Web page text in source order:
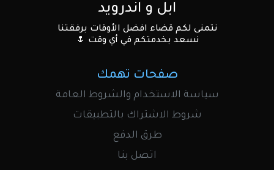
ابل و اندرويد
نتمنى لكم قضاء افضل الأوقات برفقتنا
نسعد بخدمتكم في أي وقت 🌷
صفحات تهمك
سياسة الاستخدام والشروط العامة
شروط الاشتراك بالتطبيقات
طرق الدفع
اتصل بنا